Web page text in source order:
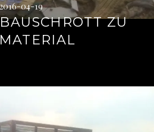
04-19
ZU